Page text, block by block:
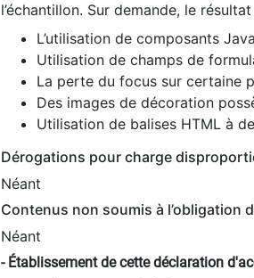
l’échantillon. Sur demande, le
L’utilisation de composants
Utilisation de champs de
La perte du focus sur certaine
Des images de décoration
Utilisation de balises HTML à
Dérogations pour charge
Néant
Contenus non soumis à l’obligation
Néant
- Établissement de cette déclaration